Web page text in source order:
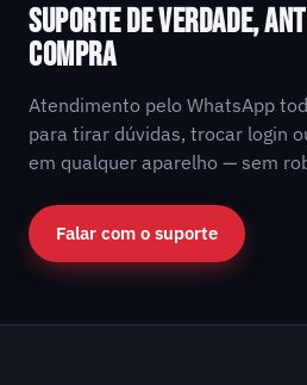
SUPORTE DE VERDADE,
COMPRA
Atendimento pelo WhatsApp
para tirar dúvidas, trocar login
em qualquer aparelho — sem
Falar com o suporte